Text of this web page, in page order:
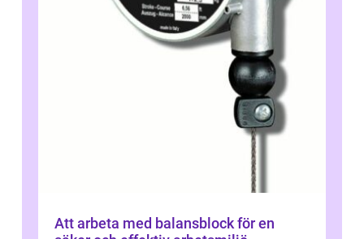
Att arbeta med balansblock för en